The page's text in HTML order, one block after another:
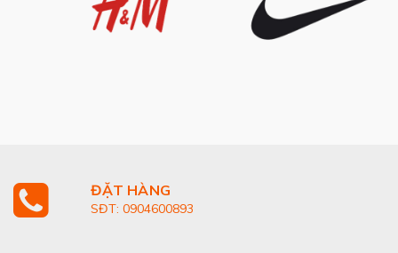
ĐẶT HÀNG
SĐT: 0904600893